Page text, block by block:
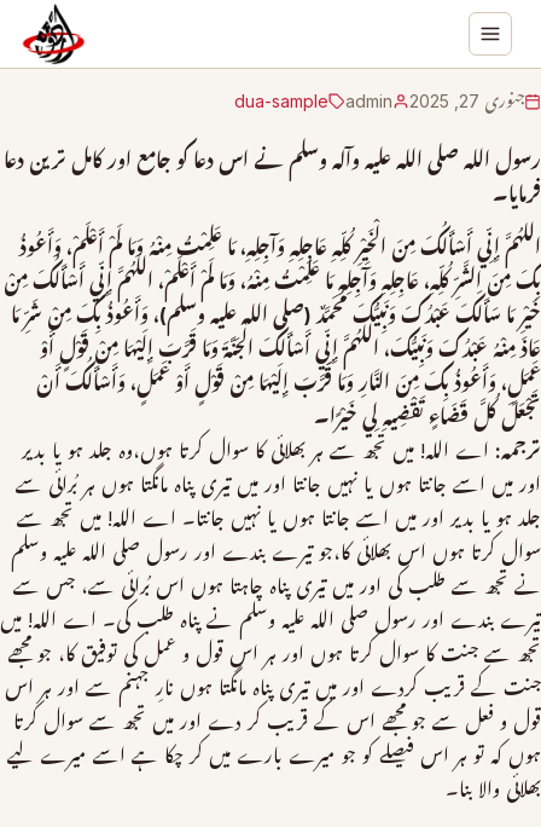
جنوری 27, 2025 admin
dua-sample
رسول الله صلی الله علیہ وآلہ وسلم نے اس دعا کو جامع اور کامل ترین دعا
فرمایا۔
اللهُمَّ إِنِّي أَسْأَلُكَ مِنَ الْخَيْرِ كُلِّهِ عَاجِلِهِ وَآجِلِهِ، مَا عَلِمْتُ مِنْهُ وَمَا لَمْ أَعْلَمْ، وَأَعُوذُ
بِكَ مِنَ الشَّرِّ كُلِّهِ، عَاجِلِهِ وَآَجِلِهِ مَا عَلِمْتُ مِنْهُ، وَمَا لَمْ أَعْلَمْ، اللهُمَّ إِنِّي أَسْأَلُكَ مِنْ
خَيْرِ مَا سَأَلَكَ عَبْدُكَ وَنَبِيُّكَ مُحَمَّدٌ (صلی الله علیه وسلم)، وَأَعُوذُ بِكَ مِنْ شَرِّ مَا
عَاذَ مِنْهُ عَبْدُكَ وَنَبِيُّكَ، اللهُمَّ إِنِّي أَسْأَلُكَ الْجَنَّةَ وَمَا قَرَّبَ إِلَيْهَا مِنْ قَوْلٍ أَوْ
عَمَلٍ، وَأَعُوذُ بِكَ مِنَ النَّارِ وَمَا قَرَّبَ إِلَيْهَا مِنْ قَوْلٍ أَوْ عَمَلٍ، وَأَسْأَلُكَ أَنْ
تَجْعَلَ كُلَّ قَضَاءٍ تَقْضِيهِ لِي خَيْرًا۔
ترجمہ: اے الله! میں تجھ سے ہر بھلائی کا سوال کرتا ہوں،وہ جلد ہو یا بدیر
اور میں اسے جانتا ہوں یا نہیں جانتا اور میں تیری پناہ مانگتا ہوں ہر بُرائی سے
جلد ہو یا بدیر اور میں اسے جانتا ہوں یا نہیں جانتا۔ اے الله! میں تجھ سے
سوال کرتا ہوں اس بھلائی کا،جو تیرے بندے اور رسول صلی الله علیہ وسلم
نے تجھ سے طلب کی اور میں تیری پناہ چاہتا ہوں اس بُرائی سے، جس سے
تیرے بندے اور رسول صلی الله علیہ وسلم نے پناہ طلب کی۔ اے الله! میں
تجھ سے جنت کا سوال کرتا ہوں اور ہر اس قول و عمل کی توفیق کا، جو مجھے
جنت کے قریب کردے اور میں تیری پناہ مانگتا ہوں نارِ جہنم سے اور ہر اس
قول و فعل سے جو مجھے اس کے قریب کر دے اور میں تجھ سے سوال کرتا
ہوں کہ تو ہر اس فیصلے کو جو میرے بارے میں کر چکا ہے اسے میرے لیے
بھلائی والا بنا۔